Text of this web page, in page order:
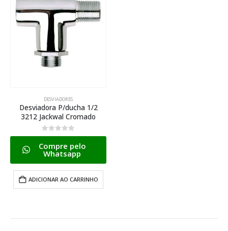
DESVIADORES
Desviadora P/ducha 1/2
3212 Jackwal Cromado
0de 5
Compre pelo
Whatsapp
ADICIONAR AO CARRINHO